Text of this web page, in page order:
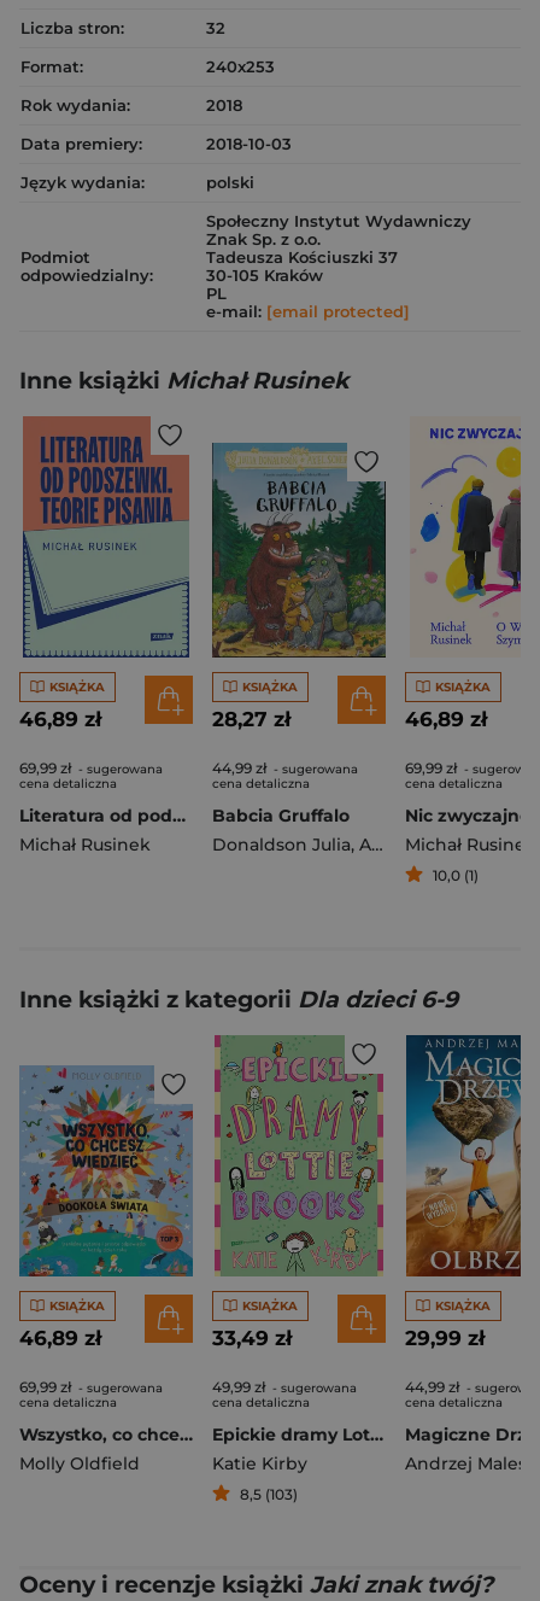
Liczba stron:
32
Format:
240x253
Rok wydania:
2018
Data premiery:
2018-10-03
Język wydania:
polski
Podmiot
odpowiedzialny:
Społeczny Instytut Wydawniczy
Znak Sp. z o.o.
Tadeusza Kościuszki 37
30-105 Kraków
PL
e-mail: [email protected]
Inne książki Michał Rusinek
KSIĄŻKA
46,89 zł
69,99 zł - sugerowana
cena detaliczna
Literatura od podszewki. Teorie pisania
Michał Rusinek
KSIĄŻKA
28,27 zł
44,99 zł - sugerowana
cena detaliczna
Babcia Gruffalo
Donaldson Julia, Axel Scheffler
KSIĄŻKA
46,89 zł
69,99 zł -
cena detaliczna
Michał Rusinek
10,0 (1)
Inne książki z kategorii Dla dzieci 6-9
KSIĄŻKA
46,89 zł
69,99 zł - sugerowana
cena detaliczna
Wszystko, co chcesz wiedzieć. Dookoła świata. Genialne pytania i proste odpowiedzi na każdy dzień roku
Molly Oldfield
KSIĄŻKA
33,49 zł
49,99 zł - sugerowana
cena detaliczna
Epickie dramy Lottie Brooks
Katie Kirby
8,5 (103)
KSIĄŻKA
29,99 zł
44,99 zł -
cena detaliczna
Andrzej
Oceny i recenzje książki Jaki znak twój?